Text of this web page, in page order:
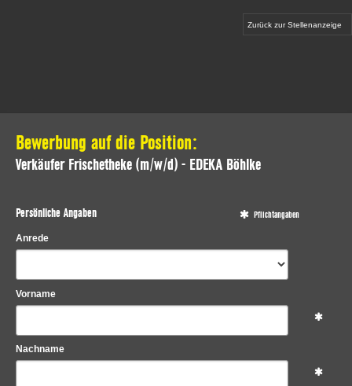
Zurück zur Stellenanzeige
Bewerbung auf die Position:
Verkäufer Frischetheke (m/w/d) - EDEKA Böhlke
Persönliche Angaben Pflichtangaben
Anrede
Vorname
Nachname